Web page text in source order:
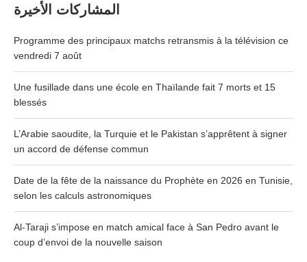
المشاركات الأخيرة
Programme des principaux matchs retransmis à la télévision ce
vendredi 7 août
Une fusillade dans une école en Thaïlande fait 7 morts et 15
blessés
L’Arabie saoudite, la Turquie et le Pakistan s’apprêtent à signer
un accord de défense commun
Date de la fête de la naissance du Prophète en 2026 en Tunisie,
selon les calculs astronomiques
Al-Taraji s’impose en match amical face à San Pedro avant le
coup d’envoi de la nouvelle saison